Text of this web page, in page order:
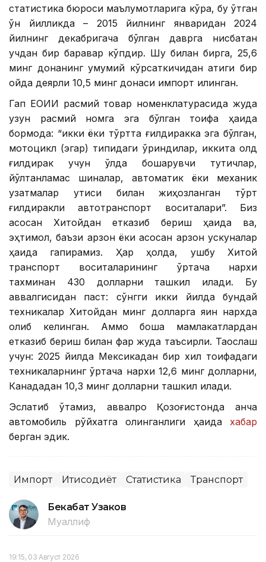
статистика бюроси маълумотларига кўра, бу ўтган
ўн йилликда – 2015 йилнинг январидан 2024
йилнинг декабригача бўлган даврга нисбатан
учдан бир баравар кўпдир. Шу билан бирга, 25,6
минг донанинг умумий кўрсаткичидан атиги бир
ойда деярли 10,5 минг донаси импорт қилинган.
Гап ЕОИИ расмий товар номенклатурасида жуда
узун расмий номга эга бўлган тоифа ҳақида
бормоқда: “икки ёки тўртта ғилдиракка эга бўлган,
мотоцикл (эгар) типидаги ўриндиқлар, иккита олд
ғилдирак учун қўлда бошқарувчи тутқичлар,
йўлтанламас шиналар, автоматик ёки механик
узатмалар қутиси билан жиҳозланган тўрт
ғилдиракли автотранспорт воситалари”. Биз
асосан Хитойдан етказиб бериш ҳақида ва,
эҳтимол, баъзи арзон ёки асосан арзон ускуналар
ҳақида гапирамиз. Ҳар ҳолда, ушбу Хитой
транспорт воситаларининг ўртача нархи
тахминан 430 долларни ташкил қилади. Бу
аввалгисидан паст: сўнгги икки йилда бундай
техникалар Хитойдан минг долларга яқин нархда
олиб келинган. Аммо бошқа мамлакатлардан
етказиб бериш билан фарқ жуда таъсирли. Таққослаш
учун: 2025 йилда Мексикадан бир хил тоифадаги
техникаларнинг ўртача нархи 12,6 минг долларни,
Канададан 10,3 минг долларни ташкил қилади.
Эслатиб ўтамиз, аввалроқ Қозоғистонда қанча
автомобиль рўйхатга олинганлиги ҳақида хабар
берган эдик.
Импорт Иқтисодиёт Статистика Транспорт
Бекабат Узаков
Муаллиф
19:15, 03 Август 2026